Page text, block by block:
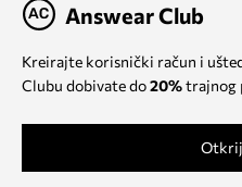
Answear Club
Kreirajte korisnički račun i
Clubu dobivate do20%trajnog